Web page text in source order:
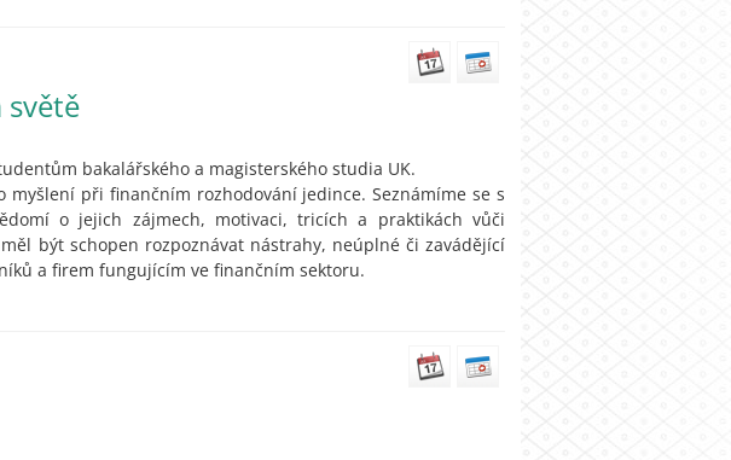
bakalářského a magisterského studia UK.
při finančním rozhodování jedince. Seznámíme se s
o jejich zájmech, motivaci, tricích a praktikách vůči
být schopen rozpoznávat nástrahy, neúplné či zavádějící
a firem fungujícím ve finančním sektoru.